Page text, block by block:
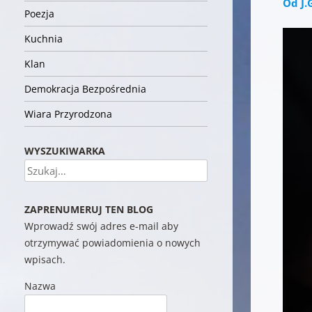
Poezja
Kuchnia
Klan
Demokracja Bezpośrednia
Wiara Przyrodzona
Od
WYSZUKIWARKA
Szukaj
ZAPRENUMERUJ TEN BLOG
Wprowadź swój adres e-mail aby
otrzymywać powiadomienia o nowych
wpisach.
Nazwa